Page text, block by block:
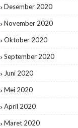
Desember 2020
November 2020
Oktober 2020
September 2020
Juni 2020
Mei 2020
April 2020
Maret 2020